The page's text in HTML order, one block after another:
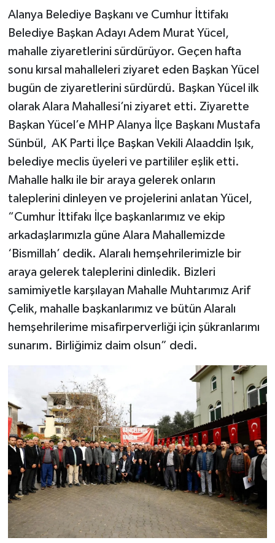
Alanya Belediye Başkanı ve Cumhur İttifakı
Belediye Başkan Adayı Adem Murat Yücel,
mahalle ziyaretlerini sürdürüyor. Geçen hafta
sonu kırsal mahalleleri ziyaret eden Başkan Yücel
bugün de ziyaretlerini sürdürdü. Başkan Yücel ilk
olarak Alara Mahallesi’ni ziyaret etti. Ziyarette
Başkan Yücel’e MHP Alanya İlçe Başkanı Mustafa
Sünbül, AK Parti İlçe Başkan Vekili Alaaddin Işık,
belediye meclis üyeleri ve partililer eşlik etti.
Mahalle halkı ile bir araya gelerek onların
taleplerini dinleyen ve projelerini anlatan Yücel,
“Cumhur İttifakı İlçe başkanlarımız ve ekip
arkadaşlarımızla güne Alara Mahallemizde
‘Bismillah’ dedik. Alaralı hemşehrilerimizle bir
araya gelerek taleplerini dinledik. Bizleri
samimiyetle karşılayan Mahalle Muhtarımız Arif
Çelik, mahalle başkanlarımız ve bütün Alaralı
hemşehrilerime misafirperverliği için şükranlarımı
sunarım. Birliğimiz daim olsun” dedi.